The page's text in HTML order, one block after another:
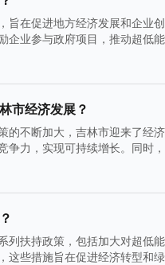
旨在促进地方经济发展和企业
企业参与政府项目，推动超低
市经济发展？
的不断加大，吉林市迎来了经
争力，实现可持续增长。同时
列扶持政策，包括加大对超低
这些措施旨在促进经济转型和